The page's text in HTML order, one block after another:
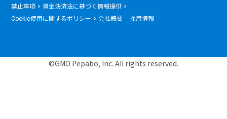
禁止事項
資金決済法に基づく情報提供
Cookie使用に関するポリシー
会社概要 採用情報
©GMO Pepabo, Inc. All rights reserved.